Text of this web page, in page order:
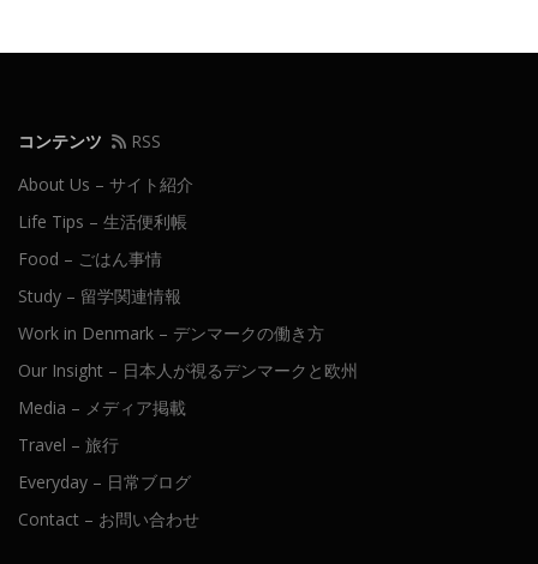
シ
コンテンツ
RSS
About Us – サイト紹介
Life Tips – 生活便利帳
Food – ごはん事情
Study – 留学関連情報
Work in Denmark – デンマークの働き方
Our Insight – 日本人が視るデンマークと欧州
Media – メディア掲載
Travel – 旅行
Everyday – 日常ブログ
Contact – お問い合わせ